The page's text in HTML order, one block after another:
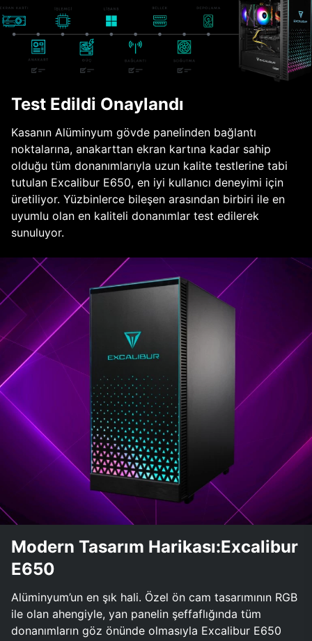
Test Edildi Onaylandı
Kasanın Alüminyum gövde panelinden bağlantı
noktalarına, anakarttan ekran kartına kadar sahip
olduğu tüm donanımlarıyla uzun kalite testlerine tabi
tutulan Excalibur E650, en iyi kullanıcı deneyimi için
üretiliyor. Yüzbinlerce bileşen arasından birbiri ile en
uyumlu olan en kaliteli donanımlar test edilerek
sunuluyor.
Modern Tasarım Harikası:Excalibur
E650
Alüminyum’un en şık hali. Özel ön cam tasarımının RGB
ile olan ahengiyle, yan panelin şeffaflığında tüm
donanımların göz önünde olmasıyla Excalibur E650